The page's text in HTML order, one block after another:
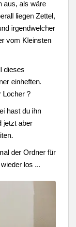
aus, als wäre
liegen Zettel,
irgendwelcher
vom Kleinsten
dieses
einheften.
Locher ?
hast du ihn
jetzt aber
der Ordner für
los ...